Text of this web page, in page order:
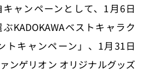
ャンペーンとして、1月6日
KADOKAWAベストキャラク
トキャンペーン」、1月31日
ンゲリオン オリジナルグッズ